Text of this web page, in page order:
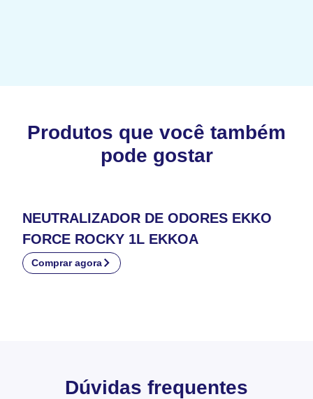
Produtos que você também
pode gostar
NEUTRALIZADOR DE ODORES EKKO
FORCE ROCKY 1L EKKOA
Comprar agora
Dúvidas frequentes